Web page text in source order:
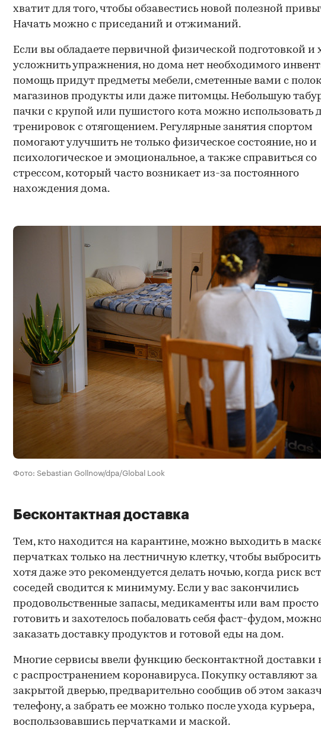
хватит для того, чтобы обзавестись новой полезной
Начать можно с приседаний и отжиманий.
Если вы обладаете первичной физической подготовкой и
усложнить упражнения, но дома нет необходимого
помощь придут предметы мебели, сметенные вами с
магазинов продукты или даже питомцы. Небольшую
пачки с крупой или пушистого кота можно использовать
тренировок с отягощением. Регулярные занятия спортом
помогают улучшить не только физическое состояние, но и
психологическое и эмоциональное, а также справиться со
стрессом, который часто возникает из-за постоянного
нахождения дома.
Фото: Sebastian Gollnow/dpa/Global Look
Бесконтактная доставка
Тем, кто находится на карантине, можно выходить в
перчатках только на лестничную клетку, чтобы
хотя даже это рекомендуется делать ночью, когда риск
соседей сводится к минимуму. Если у вас закончились
продовольственные запасы, медикаменты или вам просто
готовить и захотелось побаловать себя фаст-фудом,
заказать доставку продуктов и готовой еды на дом.
Многие сервисы ввели функцию бесконтактной доставки
с распространением коронавируса. Покупку оставляют за
закрытой дверью, предварительно сообщив об этом
телефону, а забрать ее можно только после ухода курьера,
воспользовавшись перчатками и маской.